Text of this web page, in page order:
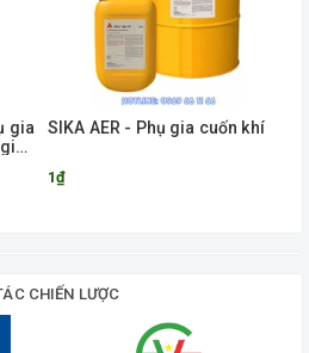
gia
SIKA AER - Phụ gia cuốn khí
1₫
CHIẾN LƯỢC